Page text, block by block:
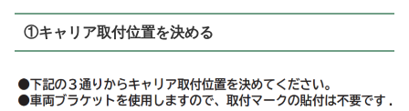
①キャリア取付位置を決める